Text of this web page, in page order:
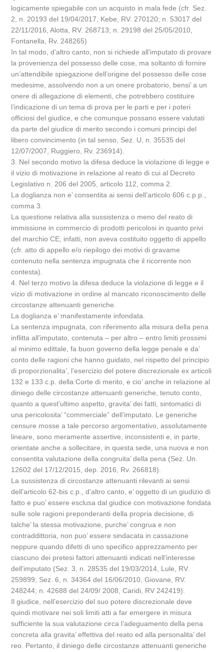
logicamente spiegabile con un acquisto in mala fede (cfr. Sez.
2, n. 20193 del 19/04/2017, Kebe, RV. 270120; n. 53017 del
22/11/2016, Alotta, RV. 268713; n. 29198 del 25/05/2010,
Fontanella, Rv. 248265)
In tal modo, d’altro canto, non si richiede all’imputato di provare
la provenienza del possesso delle cose, ma soltanto di fornire
un’attendibile spiegazione dell’origine del possesso delle cose
medesime, assolvendo non a un onere probatorio, bensi’ a un
onere di allegazione di elementi, che potrebbero costituire
l’indicazione di un tema di prova per le parti e per i poteri
officiosi del giudice, e che comunque possano essere valutati
da parte del giudice di merito secondo i comuni principi del
libero convincimento (in tal senso, Sez. U, n. 35535 del
12/07/2007, Ruggiero, Rv. 236914).
3. Nel secondo motivo la difesa deduce la violazione di legge e
il vizio di motivazione in relazione al reato di cui al Decreto
Legislativo n. 206 del 2005, articolo 112, comma 2.
La doglianza non e’ consentita ai sensi dell’articolo 606 c.p.p.,
comma 3.
La questione relativa alla sussistenza o meno del reato di
immissione in commercio di prodotti pericolosi in quanto privi
del marchio CE, infatti, non aveva costituito oggetto di appello
(cfr. atto di appello e/o riepilogo dei motivi di gravame
contenuto nella sentenza impugnata che il ricorrente non
contesta).
4. Nel terzo motivo la difesa deduce la violazione di legge e il
vizio di motivazione in ordine al mancato riconoscimento delle
circostanze attenuanti generiche.
La doglianza e’ manifestamente infondata.
La sentenza impugnata, con riferimento alla misura della pena
inflitta all’imputato, contenuta – per altro – entro limiti prossimi
al minimo edittale, fa buon governo della legge penale e da’
conto delle ragioni che hanno guidato, nel rispetto del principio
di proporzionalita’, l’esercizio del potere discrezionale ex articoli
132 e 133 c.p. della Corte di merito, e cio’ anche in relazione al
diniego delle circostanze attenuanti generiche, tenuto conto,
quanto a quest’ultimo aspetto, gravita’ dei fatti, sintomatici di
una pericolosita’ “commerciale” dell’imputato. Le generiche
censure mosse a tale percorso argomentativo, assolutamente
lineare, sono meramente assertive, inconsistenti e, in parte,
orientate anche a sollecitare, in questa sede, una nuova e non
consentita valutazione della congruita’ della pena (Sez. Un.
12602 del 17/12/2015, dep. 2016, Rv. 266818).
La sussistenza di circostanze attenuanti rilevanti ai sensi
dell’articolo 62-bis c.p., d’altro canto, e’ oggetto di un giudizio di
fatto e puo’ essere esclusa dal giudice con motivazione fondata
sulle sole ragioni preponderanti della propria decisione, di
talche’ la stessa motivazione, purche’ congrua e non
contraddittoria, non puo’ essere sindacata in cassazione
neppure quando difetti di uno specifico apprezzamento per
ciascuno dei pretesi fattori attenuanti indicati nell’interesse
dell’imputato (Sez. 3, n. 28535 del 19/03/2014, Lule, RV.
259899; Sez. 6, n. 34364 del 16/06/2010, Giovane, RV.
248244; n. 42688 del 24/09/ 2008, Caridi, RV 242419).
Il giudice, nell’esercizio del suo potere discrezionale deve
quindi motivare nei soli limiti atti a far emergere in misura
sufficiente la sua valutazione circa l’adeguamento della pena
concreta alla gravita’ effettiva del reato ed alla personalita’ del
reo. Pertanto, il diniego delle circostanze attenuanti generiche